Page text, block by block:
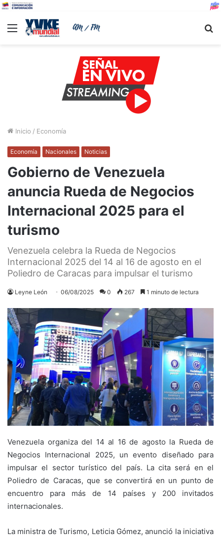
Menu
Inicio / Economía
Economía Nacionales Noticias
Gobierno de Venezuela
anuncia Rueda de Negocios
Internacional 2025 para el
turismo
Venezuela celebra la Rueda de Negocios
Internacional 2025 del 14 al 16 de agosto en el
Poliedro de Caracas para impulsar el turismo
Leyne León 06/08/2025 0 267 1 minuto de lectura
Venezuela organiza del 14 al 16 de agosto la Rueda de
Negocios Internacional 2025, un evento diseñado para
impulsar el sector turístico del país. La cita será en el
Poliedro de Caracas, que se convertirá en un punto de
encuentro para más de 14 países y 200 invitados
internacionales.
La ministra de Turismo, Leticia Gómez, anunció la iniciativa